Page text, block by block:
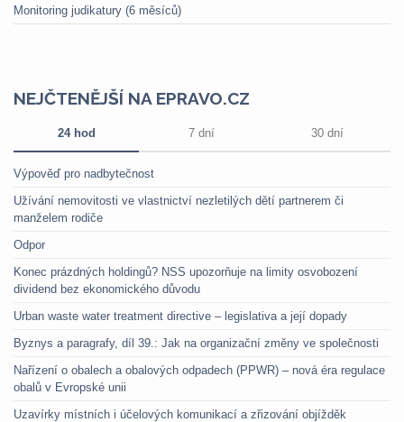
Monitoring judikatury (6 měsíců)
NEJČTENĚJŠÍ NA EPRAVO.CZ
24 hod 7 dní 30 dní
Výpověď pro nadbytečnost
Užívání nemovitosti ve vlastnictví nezletilých dětí partnerem či
manželem rodiče
Odpor
Konec prázdných holdingů? NSS upozorňuje na limity osvobození
dividend bez ekonomického důvodu
Urban waste water treatment directive – legislativa a její dopady
Byznys a paragrafy, díl 39.: Jak na organizační změny ve společnosti
Nařízení o obalech a obalových odpadech (PPWR) – nová éra regulace
obalů v Evropské unii
Uzavírky místních i účelových komunikací a zřizování objížděk